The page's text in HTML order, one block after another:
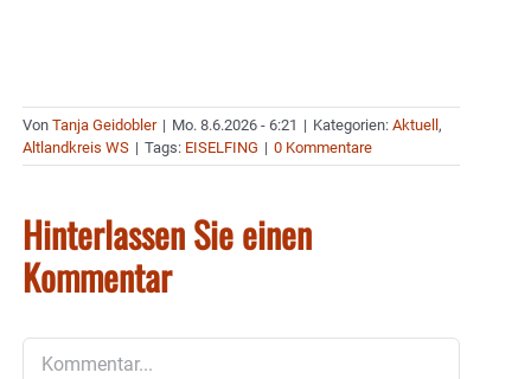
Von Tanja Geidobler | Mo. 8.6.2026 - 6:21 | Kategorien: Aktuell ,
Altlandkreis WS | Tags: EISELFING | 0 Kommentare
Hinterlassen Sie einen
Kommentar